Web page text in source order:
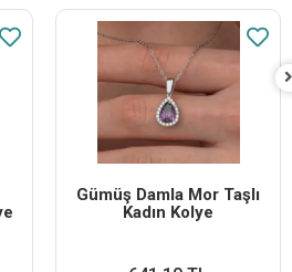
Gümüş Damla Mor Taşlı
Kadın Kolye